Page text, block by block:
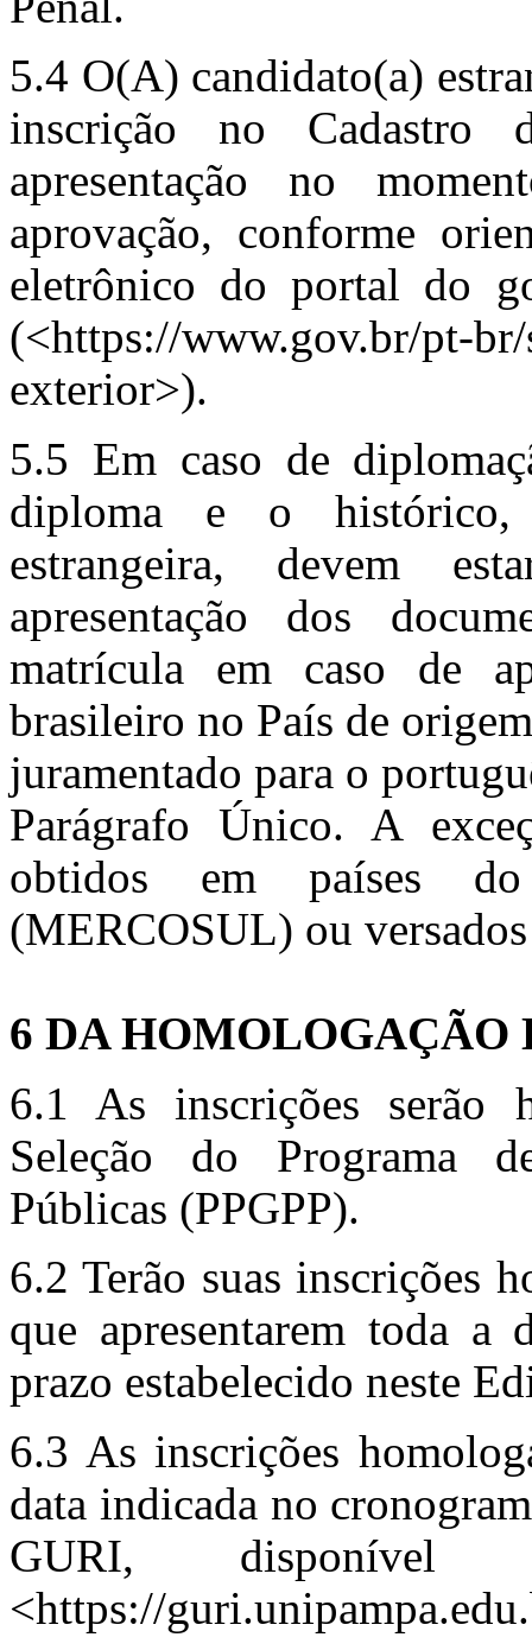
5.4 O(A) candidato(a)
inscrição no Cadastro
apresentação no
aprovação, conforme
eletrônico do portal do
(<https://www.gov.br/pt-
exterior>).
5.5 Em caso de
diploma e o histórico,
estrangeira, devem
apresentação dos
matrícula em caso de
brasileiro no País de
juramentado para o
Parágrafo Único. A
obtidos em países
(MERCOSUL) ou
6 DA HOMOLOGAÇÃO
6.1 As inscrições serão
Seleção do Programa
Públicas (PPGPP).
6.2 Terão suas inscrições
que apresentarem toda a
prazo estabelecido neste
6.3 As inscrições
data indicada no
GURI, disponível
<https://